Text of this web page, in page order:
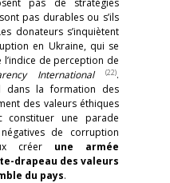
pas de stratégies
pas durables ou s’ils
donateurs s’inquiètent
en Ukraine, qui se
de perception de
International(22).
dans la formation des
des valeurs éthiques
constituer une parade
de corruption
créer une armée
drapeau des valeurs
du pays.